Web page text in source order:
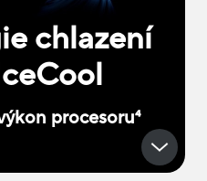
chlazení
procesoru4